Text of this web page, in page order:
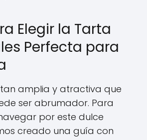
Elegir la Tarta
Perfecta para
amplia y atractiva que
ser abrumador. Para
por este dulce
creado una guía con